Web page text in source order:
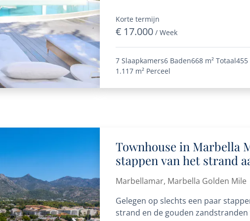
Korte termijn
€ 17.000 / Week
7 Slaapkamers6 Baden668 m² Totaal455
1.117 m² Perceel
Townhouse in Marbella
stappen van het strand
Marbellamar, Marbella Golden Mile
Gelegen op slechts een paar
strand en de gouden